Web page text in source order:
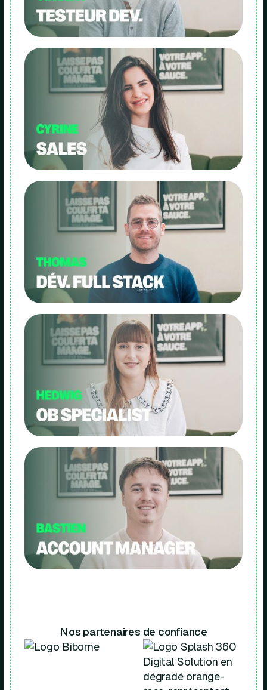
Nos partenaires de confiance